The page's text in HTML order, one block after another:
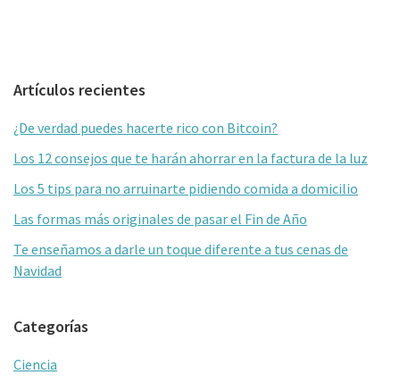
Barra
lateral
primaria
Artículos recientes
¿De verdad puedes hacerte rico con Bitcoin?
Los 12 consejos que te harán ahorrar en la factura de la luz
Los 5 tips para no arruinarte pidiendo comida a domicilio
Las formas más originales de pasar el Fin de Año
Te enseñamos a darle un toque diferente a tus cenas de
Navidad
Categorías
Ciencia